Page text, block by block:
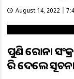
August 14, 2022 |
ପୁଣି କରୋନା
କରି ଦେଲେ ସୂଚନା